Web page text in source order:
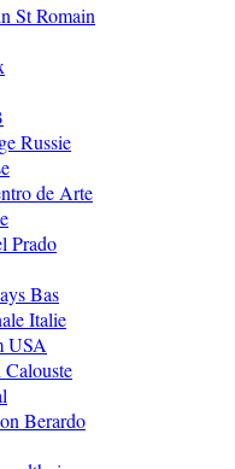
St Romain
Russie
de Arte
Prado
Bas
Italie
USA
Berardo